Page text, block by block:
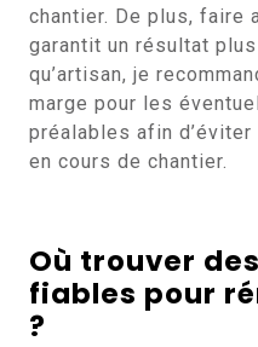
chantier. De plus, faire
garantit un résultat
qu’artisan, je
marge pour les
préalables afin
en cours de chantier.
Où trouver
fiables pour
?